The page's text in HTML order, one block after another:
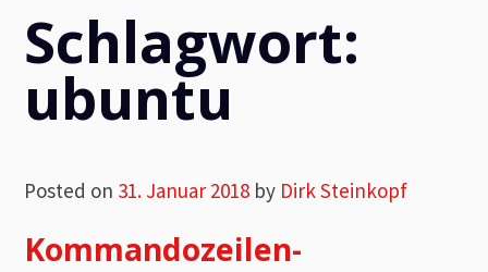
Schlagwort:
ubuntu
Posted on 31. Januar 2018 by Dirk Steinkopf
Kommandozeilen-